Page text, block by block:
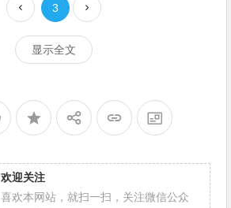
3
显示全文
欢迎关注
喜欢本网站，就扫一扫，关注微信公众